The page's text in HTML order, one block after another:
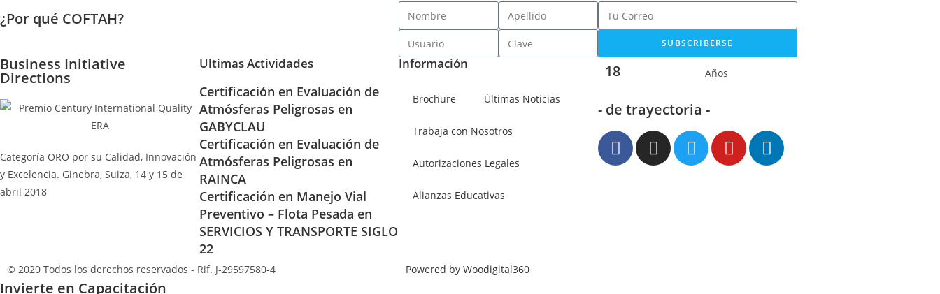
¿Por qué COFTAH?
SUBSCRIBERSE
Business Initiative
Directions
Categoría ORO por su Calidad, Innovación
y Excelencia. Ginebra, Suiza, 14 y 15 de
abril 2018
Ultimas Actividades
Certificación en Evaluación de
Atmósferas Peligrosas en
GABYCLAU
Certificación en Evaluación de
Atmósferas Peligrosas en
RAINCA
Certificación en Manejo Vial
Preventivo – Flota Pesada en
SERVICIOS Y TRANSPORTE SIGLO
22
Información
Brochure Últimas Noticias
Trabaja con Nosotros
Autorizaciones Legales
Alianzas Educativas
18 Años
- de trayectoria -
© 2020 Todos los derechos reservados - Rif. J-29597580-4 Powered by Woodigital360
Invierte en Capacitación